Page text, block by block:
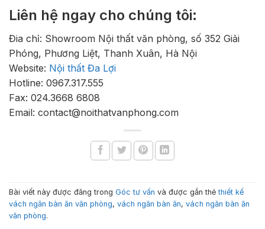
Liên hệ ngay cho chúng tôi:
Đia chỉ: Showroom Nội thất văn phòng, số 352 Giải
Phóng, Phương Liệt, Thanh Xuân, Hà Nội
Website: Nội thất Đa Lợi
Hotline: 0967.317.555
Fax: 024.3668 6808
Email: contact@noithatvanphong.com
Bài viết này được đăng trong Góc tư vấn và được gắn thẻthiết kế
vách ngăn bàn ăn văn phòng, vách ngăn bàn ăn, vách ngăn bàn ăn
văn phòng.